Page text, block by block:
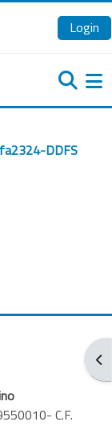
Login
DDFS
C.F.